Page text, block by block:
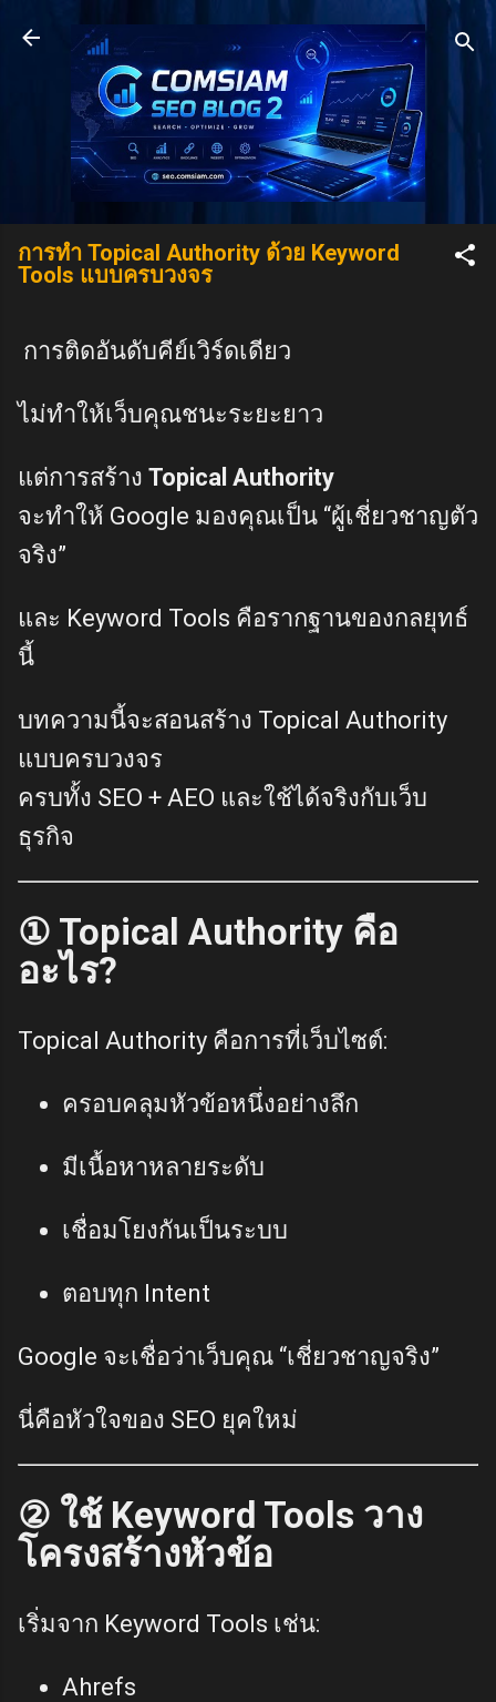
Skip to main content
การทำ Topical Authority ด้วย Keyword
Tools แบบครบวงจร
การติดอันดับคีย์เวิร์ดเดียว
ไม่ทำให้เว็บคุณชนะระยะยาว
แต่การสร้าง Topical Authority
จะทำให้ Google มองคุณเป็น “ผู้เชี่ยวชาญตัว
จริง”
และ Keyword Tools คือรากฐานของกลยุทธ์
นี้
บทความนี้จะสอนสร้าง Topical Authority
แบบครบวงจร
ครบทั้ง SEO + AEO และใช้ได้จริงกับเว็บ
ธุรกิจ
① Topical Authority คือ
อะไร?
Topical Authority คือการที่เว็บไซต์:
ครอบคลุมหัวข้อหนึ่งอย่างลึก
มีเนื้อหาหลายระดับ
เชื่อมโยงกันเป็นระบบ
ตอบทุก Intent
Google จะเชื่อว่าเว็บคุณ “เชี่ยวชาญจริง”
นี่คือหัวใจของ SEO ยุคใหม่
② ใช้ Keyword Tools วาง
โครงสร้างหัวข้อ
เริ่มจาก Keyword Tools เช่น:
Ahrefs